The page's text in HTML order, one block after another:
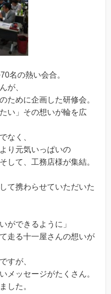
名の熱い会合。
が、
ために企画した研修会。
い」その想いが輪を広
なく、
り元気いっぱいの
して、工務店様が集結。
て携わらせていただいた
ができるように」
走る十一屋さんの想いが
すが、
メッセージがたくさん。
した。